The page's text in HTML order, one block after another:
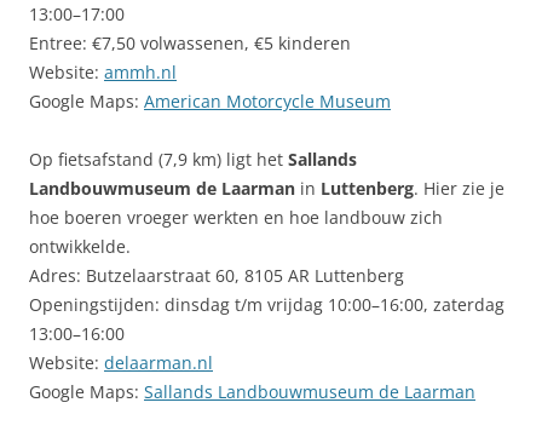
13:00–17:00
Entree: €7,50 volwassenen, €5 kinderen
Website: ammh.nl
Google Maps: American Motorcycle Museum
Op fietsafstand (7,9 km) ligt het Sallands
Landbouwmuseum de Laarman in Luttenberg. Hier zie je
hoe boeren vroeger werkten en hoe landbouw zich
ontwikkelde.
Adres: Butzelaarstraat 60, 8105 AR Luttenberg
Openingstijden: dinsdag t/m vrijdag 10:00–16:00, zaterdag
13:00–16:00
Website: delaarman.nl
Google Maps: Sallands Landbouwmuseum de Laarman